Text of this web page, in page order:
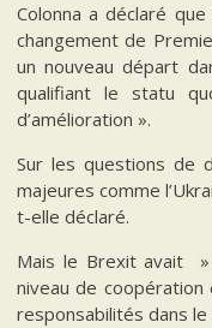
Colonna a déclaré
changement de
un nouveau départ
qualifiant le statu
d’amélioration ».
Sur les questions de
majeures comme
t-elle déclaré.
Mais le Brexit avait »
niveau de
responsabilités dans